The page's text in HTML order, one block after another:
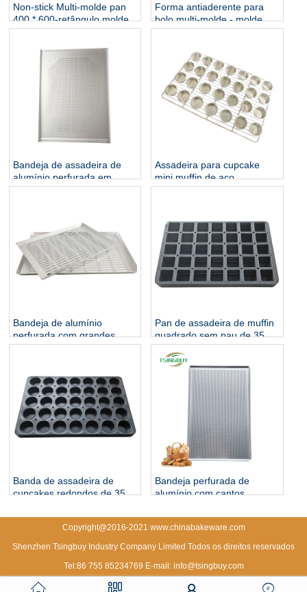
Non-stick Multi-molde pan
400 * 600-retângulo molde
Forma antiaderente para
bolo multi-molde - molde
100 quadrado
Bandeja de assadeira de
alumínio perfurada em
forma de U
Assadeira para cupcake
mini muffin de aço
inoxidável
Bandeja de alumínio
perfurada com grandes
furos
Pan de assadeira de muffin
quadrado sem pau de 35
milhas
Banda de assadeira de
cupcakes redondos de 35
Bandeja perfurada de
alumínio com cantos
Copyright@2016-2021 www.chinabakeware.com
Shenzhen Tsingbuy Industry Company Limited Todos os direitos reservados
Tel:86 755 85234769 E-mail: info@tsingbuy.com